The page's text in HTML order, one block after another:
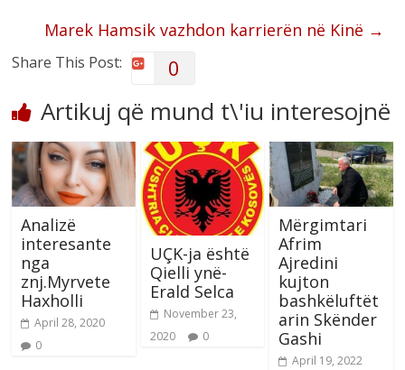
Marek Hamsik vazhdon karrierën në Kinë →
Share This Post: 0
Artikuj që mund t\'iu interesojnë
Analizë
interesante
nga
znj.Myrvete
Haxholli
April 28, 2020
0
UÇK-ja është
Qielli ynë-
Erald Selca
November 23,
2020
0
Mërgimtari
Afrim
Ajredini
kujton
bashkëluftët
arin Skënder
Gashi
April 19, 2022